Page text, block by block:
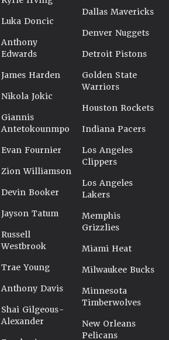
Luka Doncic
Anthony
Edwards
James Harden
Nikola Jokic
Giannis
Antetokounmpo
Evan Fournier
Zion Williamson
Devin Booker
Jayson Tatum
Russell
Westbrook
Trae Young
Anthony Davis
Shai Gilgeous-
Alexander
Dallas Mavericks
Denver Nuggets
Detroit Pistons
Golden State
Warriors
Houston Rockets
Indiana Pacers
Los Angeles
Clippers
Los Angeles
Lakers
Memphis
Grizzlies
Miami Heat
Milwaukee Bucks
Minnesota
Timberwolves
New Orleans
Pelicans